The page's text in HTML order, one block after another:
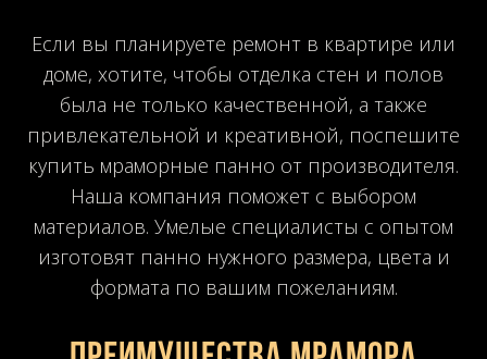
Если вы планируете ремонт в квартире или
доме, хотите, чтобы отделка стен и полов
была не только качественной, а также
привлекательной и креативной, поспешите
купить мраморные панно от производителя.
Наша компания поможет с выбором
материалов. Умелые специалисты с опытом
изготовят панно нужного размера, цвета и
формата по вашим пожеланиям.